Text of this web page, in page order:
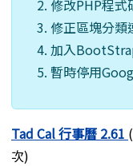
修改PHP程式
修正區塊分類
加入
暫時停用
Tad Cal 行事曆 2.61
次)